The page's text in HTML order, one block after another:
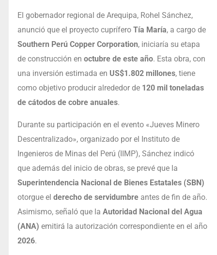
El gobernador regional de Arequipa, Rohel Sánchez,
anunció que el proyecto cuprífero Tía María, a cargo de
Southern Perú Copper Corporation, iniciaría su etapa
de construcción en octubre de este año. Esta obra, con
una inversión estimada en US$1.802 millones, tiene
como objetivo producir alrededor de 120 mil toneladas
de cátodos de cobre anuales.
Durante su participación en el evento «Jueves Minero
Descentralizado», organizado por el Instituto de
Ingenieros de Minas del Perú (IIMP), Sánchez indicó
que además del inicio de obras, se prevé que la
Superintendencia Nacional de Bienes Estatales (SBN)
otorgue el derecho de servidumbreantes de fin de año.
Asimismo, señaló que la Autoridad Nacional del Agua
(ANA) emitirá la autorización correspondiente en el año
2026.